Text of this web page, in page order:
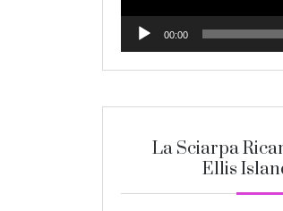
00:00
La Sciarpa
Ellis